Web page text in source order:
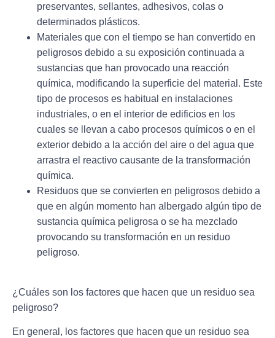
preservantes, sellantes, adhesivos, colas o
determinados plásticos.
Materiales que con el tiempo se han convertido en
peligrosos debido a su exposición continuada a
sustancias que han provocado una reacción
química, modificando la superficie del material. Este
tipo de procesos es habitual en instalaciones
industriales, o en el interior de edificios en los
cuales se llevan a cabo procesos químicos o en el
exterior debido a la acción del aire o del agua que
arrastra el reactivo causante de la transformación
química.
Residuos que se convierten en peligrosos debido a
que en algún momento han albergado algún tipo de
sustancia química peligrosa o se ha mezclado
provocando su transformación en un residuo
peligroso.
¿Cuáles son los factores que hacen que un residuo sea
peligroso?
En general, los factores que hacen que un residuo sea